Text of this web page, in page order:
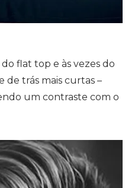
flat top e às vezes do
de trás mais curtas –
um contraste com o